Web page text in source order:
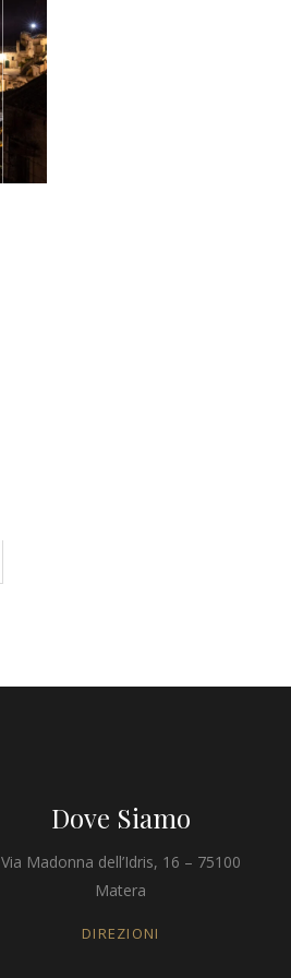
Dove Siamo
Via Madonna dell’Idris, 16 – 75100
Matera
DIREZIONI